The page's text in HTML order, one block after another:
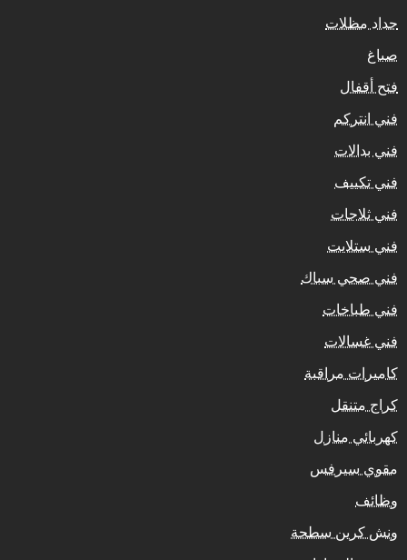
حداد مظلات
صباغ
فتح أقفال
فني انتركم
فني بدالات
فني تكييف
فني ثلاجات
فني ستلايت
فني صحي سباك
فني طباخات
فني غسالات
كاميرات مراقبة
كراج متنقل
كهربائي منازل
مقوي سيرفس
وظائف
ونش كرين سطحة